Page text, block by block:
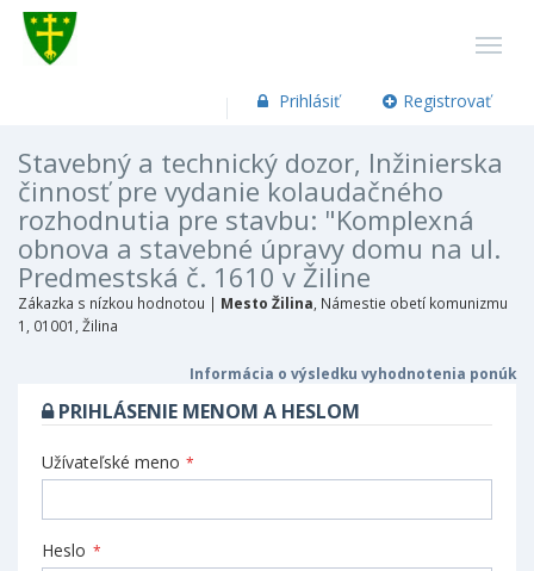
Prihlásiť Registrovať
Stavebný a technický dozor, Inžinierska
činnosť pre vydanie kolaudačného
rozhodnutia pre stavbu: "Komplexná
obnova a stavebné úpravy domu na ul.
Predmestská č. 1610 v Žiline
Zákazka s nízkou hodnotou | Mesto Žilina , Námestie obetí komunizmu
1, 01001, Žilina
Informácia o výsledku vyhodnotenia ponúk
PRIHLÁSENIE MENOM A HESLOM
Užívateľské meno *
Heslo *